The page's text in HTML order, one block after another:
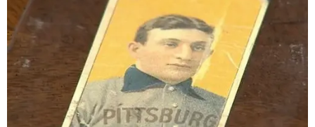
monolitického křemenného
topidla TeplEco pro domácnost
je jeden křemenný panel se
zabudovaným topným
tělesem. Pro místnosti různých